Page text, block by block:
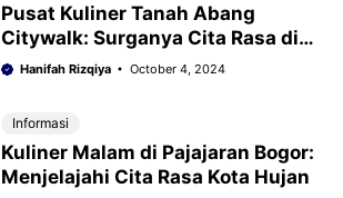
Pusat Kuliner Tanah Abang
Citywalk: Surganya Cita Rasa di
Ibukota
Hanifah Rizqiya October 4, 2024
Informasi
Kuliner Malam di Pajajaran Bogor:
Menjelajahi Cita Rasa Kota Hujan